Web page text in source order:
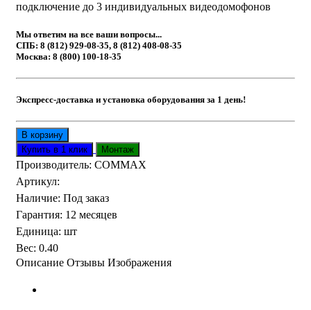
подключение до 3 индивидуальных видеодомофонов
Мы ответим на все ваши вопросы...
СПБ: 8 (812) 929-08-35, 8 (812) 408-08-35
Москва: 8 (800) 100-18-35
Экспресс-доставка и установка оборудования за 1 день!
Производитель: COMMAX
Артикул:
Наличие: Под заказ
Гарантия: 12 месяцев
Единица: шт
Вес: 0.40
Описание Отзывы Изображения